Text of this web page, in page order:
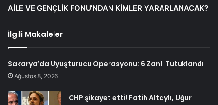
AİLE VE GENÇLİK FONU’NDAN KİMLER YARARLANACAK?
İlgili Makaleler
Sakarya’da Uyuşturucu Operasyonu: 6 Zanlı Tutuklandı
Ağustos 8, 2026
CHP şikayet etti! Fatih Altaylı, Uğur